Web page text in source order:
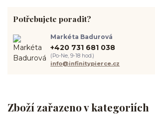
Zboží zařazeno v kategoriích
Potřebujete poradit?
Markéta Badurová
+420 731 681 038
(Po-Ne, 9-18 hod.)
info@infinitypierce.cz